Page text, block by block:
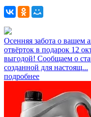
Осенняя забота о вашем
отвёрток в подарок 12
выгодой! Сообщаем о
созданной для настоящ...
подробнее